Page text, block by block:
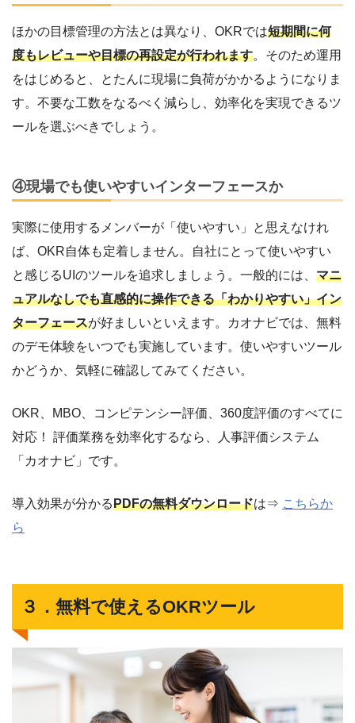
ほかの目標管理の方法とは異なり、OKRでは短期間に何
度もレビューや目標の再設定が行われます。そのため運用
をはじめると、とたんに現場に負荷がかかるようになりま
す。不要な工数をなるべく減らし、効率化を実現できるツ
ールを選ぶべきでしょう。
④現場でも使いやすいインターフェースか
実際に使用するメンバーが「使いやすい」と思えなけれ
ば、OKR自体も定着しません。自社にとって使いやすい
と感じるUIのツールを追求しましょう。一般的には、 マニ
ュアルなしでも直感的に操作できる「わかりやすい」イン
ターフェースが好ましいといえます。カオナビでは、無料
のデモ体験をいつでも実施しています。使いやすいツール
かどうか、気軽に確認してみてください。
OKR、MBO、コンピテンシー評価、360度評価のすべてに
対応！ 評価業務を効率化するなら、人事評価システム
「カオナビ」です。
導入効果が分かるPDFの無料ダウンロードは⇒ こちらか
ら
３．無料で使えるOKRツール